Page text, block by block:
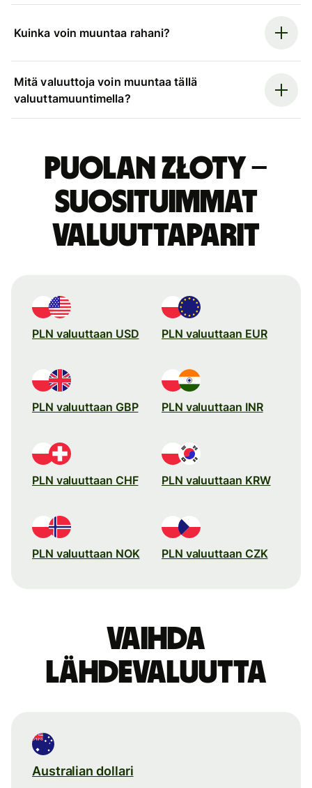
Kuinka voin muuntaa rahani?
Mitä valuuttoja voin muuntaa tällä
valuuttamuuntimella?
Puolan złoty –
suosituimmat
valuuttaparit
PLN valuuttaan USD PLN valuuttaan EUR
PLN valuuttaan GBP PLN valuuttaan INR
PLN valuuttaan CHF PLN valuuttaan KRW
PLN valuuttaan NOK PLN valuuttaan CZK
Vaihda
lähdevaluutta
Australian dollari